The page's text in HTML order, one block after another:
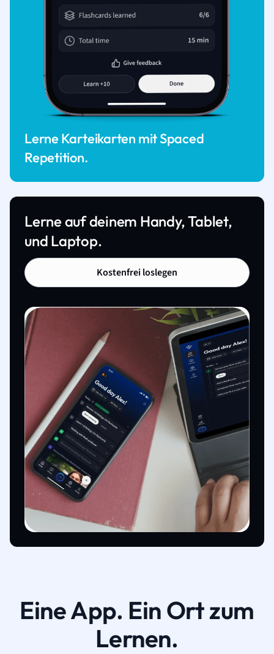
Lerne Karteikarten mit Spaced
Repetition.
Lerne auf deinem Handy, Tablet,
und Laptop.
Kostenfrei loslegen
Eine App. Ein Ort zum
Lernen.